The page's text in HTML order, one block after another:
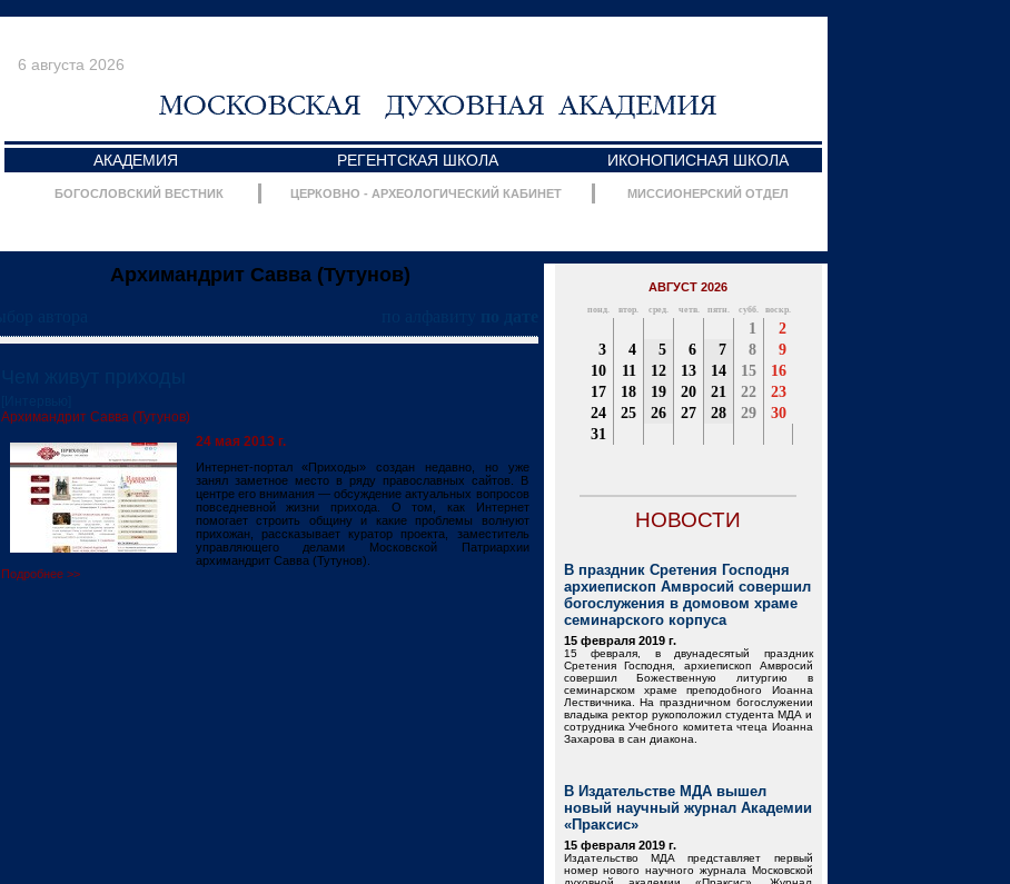
6 августа 2026
АКАДЕМИЯ РЕГЕНТСКАЯ ШКОЛА ИКОНОПИСНАЯ ШКОЛА
БОГОСЛОВСКИЙ ВЕСТНИК ЦЕРКОВНО - АРХЕОЛОГИЧЕСКИЙ КАБИНЕТ МИССИОНЕРСКИЙ ОТДЕЛ
Архимандрит Савва (Тутунов)
Архимандрит Савва (Тутунов)
24 мая 2013 г.
Интернет-портал «Приходы» создан недавно, но уже
занял заметное место в ряду православных сайтов. В
центре его внимания — обсуждение актуальных вопросов
повседневной жизни прихода. О том, как Интернет
помогает строить общину и какие проблемы волнуют
прихожан, рассказывает куратор проекта, заместитель
управляющего делами Московской Патриархии
архимандрит Савва (Тутунов).
Подробнее >>
АВГУСТ 2026
понд. втор. сред. четв. пятн. субб. воскр.
1
2
3
4 5 6 7 8
9
10
11 12 13 14 15
16
17
18 19 20 21 22
23
24
25 26 27 28 29
30
31
НОВОСТИ
В праздник Сретения Господня
архиепископ Амвросий совершил
богослужения в домовом храме
семинарского корпуса
15 февраля 2019 г.
15 февраля, в двунадесятый праздник
Сретения Господня, архиепископ Амвросий
совершил Божественную литургию в
семинарском храме преподобного Иоанна
Лествичника. На праздничном богослужении
владыка ректор рукоположил студента МДА и
сотрудника Учебного комитета чтеца Иоанна
Захарова в сан диакона.
В Издательстве МДА вышел
новый научный журнал Академии
«Праксис»
15 февраля 2019 г.
Издательство МДА представляет первый
номер нового научного журнала Московской